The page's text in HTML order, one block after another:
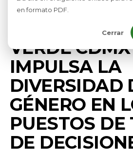
en formato PDF.
Cerrar
Afíliate
VERDE CDMX
IMPULSA LA
DIVERSIDAD
GÉNERO EN
PUESTOS
DE